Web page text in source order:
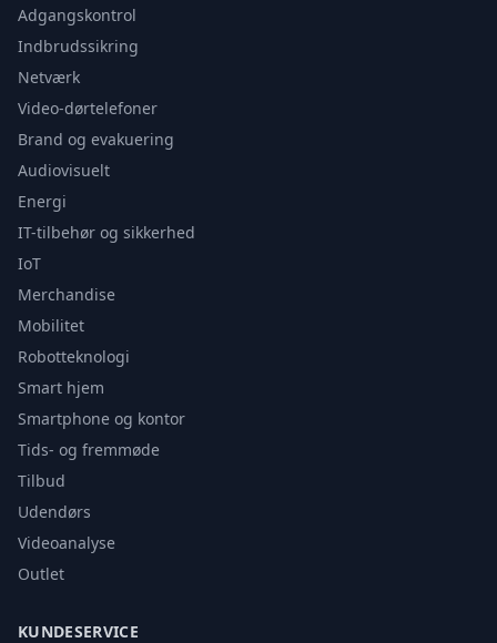
Adgangskontrol
Indbrudssikring
Netværk
Video-dørtelefoner
Brand og evakuering
Audiovisuelt
Energi
IT-tilbehør og sikkerhed
IoT
Merchandise
Mobilitet
Robotteknologi
Smart hjem
Smartphone og kontor
Tids- og fremmøde
Tilbud
Udendørs
Videoanalyse
Outlet
KUNDESERVICE